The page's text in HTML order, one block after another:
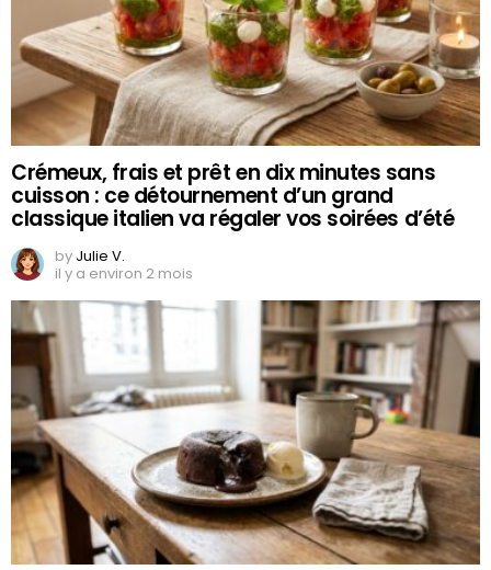
Crémeux, frais et prêt en dix minutes sans
cuisson : ce détournement d’un grand
classique italien va régaler vos soirées d’été
by Julie V.
il y a environ 2 mois